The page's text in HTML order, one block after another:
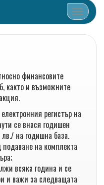
Toggle
финансовите
както и възможните
регистър на
се внася годишен
на годишна база.
на комплекта
всяка година и се
и важи за следващата